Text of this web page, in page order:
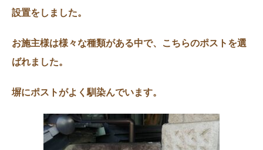
設置をしました。
お施主様は様々な種類がある中で、こちらのポストを選
ばれました。
塀にポストがよく馴染んでいます。